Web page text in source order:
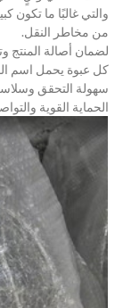
والتي غالبًا ما تكون
من مخاطر النقل.
لضمان أصالة
كل عبوة يحمل اسم
سهولة التحقق
الحماية القوية